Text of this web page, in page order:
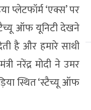
प्लेटफॉर्म ‘एक्स’ पर
ऑफ यूनिटी देखने
है और हमारे साथी
नरेंद्र मोदी ने उमर
स्थित ‘स्टैच्यू ऑफ